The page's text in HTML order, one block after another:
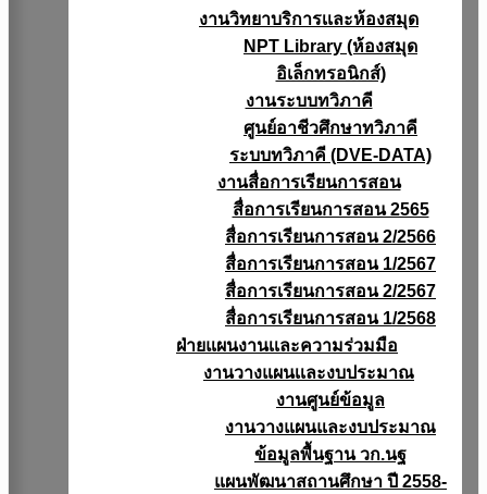
งานวิทยาบริการเเละห้องสมุด
NPT Library (ห้องสมุด
อิเล็กทรอนิกส์)
งานระบบทวิภาคี
ศูนย์อาชีวศึกษาทวิภาคี
ระบบทวิภาคี (DVE-DATA)
งานสื่อการเรียนการสอน
สื่อการเรียนการสอน 2565
สื่อการเรียนการสอน 2/2566
สื่อการเรียนการสอน 1/2567
สื่อการเรียนการสอน 2/2567
สื่อการเรียนการสอน 1/2568
ฝ่ายแผนงานเเละความร่วมมือ
งานวางแผนเเละงบประมาณ
งานศูนย์ข้อมูล
งานวางแผนและงบประมาณ
ข้อมูลพื้นฐาน วก.นฐ
แผนพัฒนาสถานศึกษา ปี 2558-